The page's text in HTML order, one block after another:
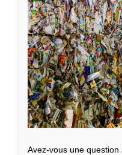
Avez‑vous une